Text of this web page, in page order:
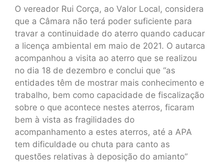
O vereador Rui Corça, ao Valor Local, considera
que a Câmara não terá poder suficiente para
travar a continuidade do aterro quando caducar
a licença ambiental em maio de 2021. O autarca
acompanhou a visita ao aterro que se realizou
no dia 18 de dezembro e conclui que “as
entidades têm de mostrar mais conhecimento e
trabalho, bem como capacidade de fiscalização
sobre o que acontece nestes aterros, ficaram
bem à vista as fragilidades do
acompanhamento a estes aterros, até a APA
tem dificuldade ou chuta para canto as
questões relativas à deposição do amianto”